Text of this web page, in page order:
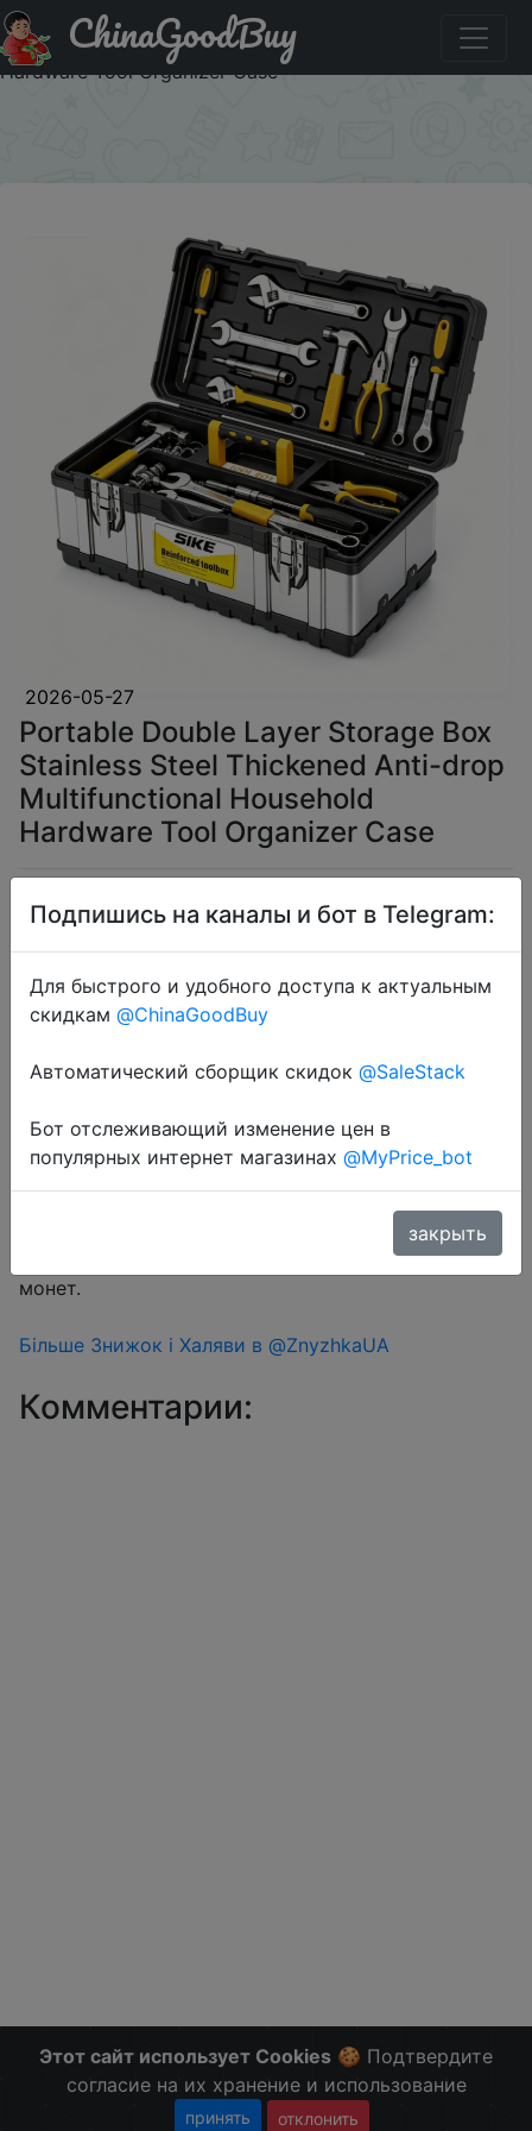
Акция на: Portable Double Layer Storage Box Stainless
Steel Thickened Anti-drop Multifunctional Household
Hardware Tool Organizer Case
ChinaGoodBuy
2026-05-27
Portable Double Layer Storage Box
Stainless Steel Thickened Anti-drop
Multifunctional Household
Hardware Tool Organizer Case
$9.9
Coins
Перейти в магазин
Знижка монетками 9 Coins у додатку через розділ
монет.
Більше Знижок і Халяви в @ZnyzhkaUA
Комментарии:
Этот сайт использует Cookies 🍪 Подтвердите
согласие на их хранение и использование
принять отклонить
Подпишись на каналы и бот в Telegram:
Для быстрого и удобного доступа к актуальным
скидкам @ChinaGoodBuy
Автоматический сборщик скидок @SaleStack
Бот отслеживающий изменение цен в
популярных интернет магазинах @MyPrice_bot
закрыть